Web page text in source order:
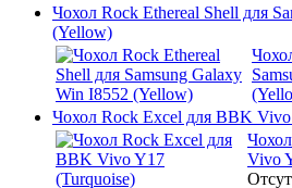
Чохол Rock Ethereal Shell для
(Yellow)
Чохол Rock Excel для BBK
Vivo